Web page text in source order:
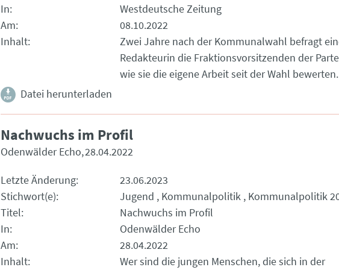
In
Westdeutsche Zeitung
Am
08.10.2022
Inhalt
Zwei Jahre nach der Kommunalwahl befragt
Redakteurin die Fraktionsvorsitzenden der
wie sie die eigene Arbeit seit der Wahl bewerten.
Datei herunterladen
Nachwuchs im Profil
Odenwälder Echo 28.04.2022
Letzte Änderung
23.06.2023
Stichwort(e)
Jugend Kommunalpolitik Kommunalpolitik
Titel
Nachwuchs im Profil
In
Odenwälder Echo
Am
28.04.2022
Inhalt
Wer sind die jungen Menschen, die sich in der